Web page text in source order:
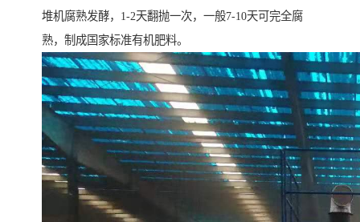
堆机腐熟发酵，1-2天翻抛一次，一般7-10天可完全腐
熟，制成国家标准有机肥料。